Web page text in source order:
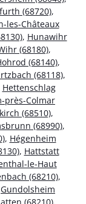
(68720),
les-Châteaux
, Hunawihr
(68180),
(68140),
(68118),
Hettenschlag
près-Colmar
(68510),
(68990),
, Hégenheim
, Hattstatt
le-Haut
(68210),
Gundolsheim
(68210),